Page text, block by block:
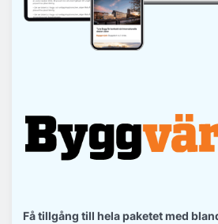
Få tillgång till hela paketet med